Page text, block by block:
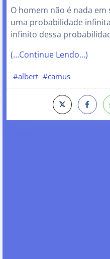
O homem não é nada
uma probabilidade
infinito dessa
(…Continue Lendo…)
#albert #camus